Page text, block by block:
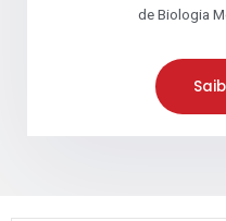
de Biologia